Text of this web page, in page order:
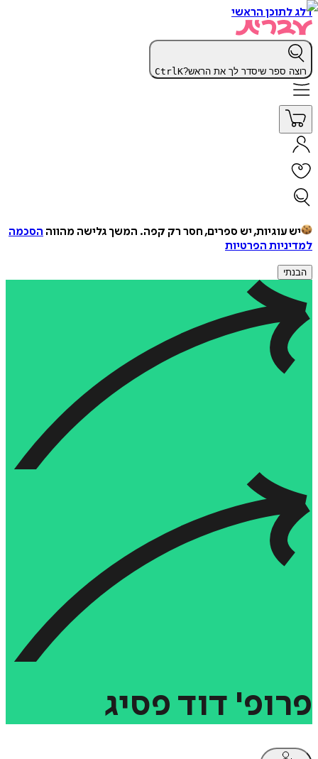
דלג לתוכן הראשי
רוצה ספר שיסדר לך את הראש? CtrlK
יש עוגיות, יש ספרים, חסר רק קפה. המשך גלישה מהווה הסכמה
למדיניות הפרטיות
הבנתי
פרופ' דוד פסיג